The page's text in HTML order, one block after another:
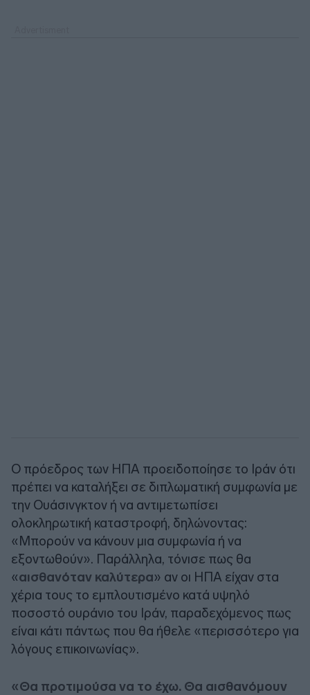
Ο πρόεδρος των ΗΠΑ προειδοποίησε το Ιράν ότι
πρέπει να καταλήξει σε διπλωματική συμφωνία με
την Ουάσινγκτον ή να αντιμετωπίσει
ολοκληρωτική καταστροφή, δηλώνοντας:
«Μπορούν να κάνουν μια συμφωνία ή να
εξοντωθούν». Παράλληλα, τόνισε πως θα
«αισθανόταν καλύτερα» αν οι ΗΠΑ είχαν στα
χέρια τους το εμπλουτισμένο κατά υψηλό
ποσοστό ουράνιο του Ιράν, παραδεχόμενος πως
είναι κάτι πάντως που θα ήθελε «περισσότερο για
λόγους επικοινωνίας».
«Θα προτιμούσα να το έχω. Θα αισθανόμουν